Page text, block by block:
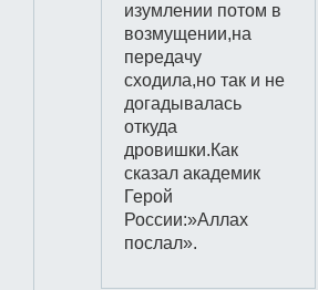
изумлении потом в
возмущении,на
передачу
сходила,но так и не
догадывалась
откуда
дровишки.Как
сказал академик
Герой
России:»Аллах
послал».